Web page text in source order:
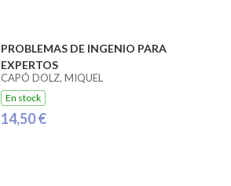
PROBLEMAS DE INGENIO PARA
EXPERTOS
CAPÓ DOLZ, MIQUEL
En stock
14,50 €